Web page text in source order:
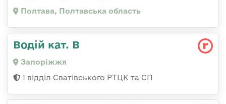
Полтава, Полтавська область
Водій кат. В
Запоріжжя
1 відділ Сватівського РТЦК та СП